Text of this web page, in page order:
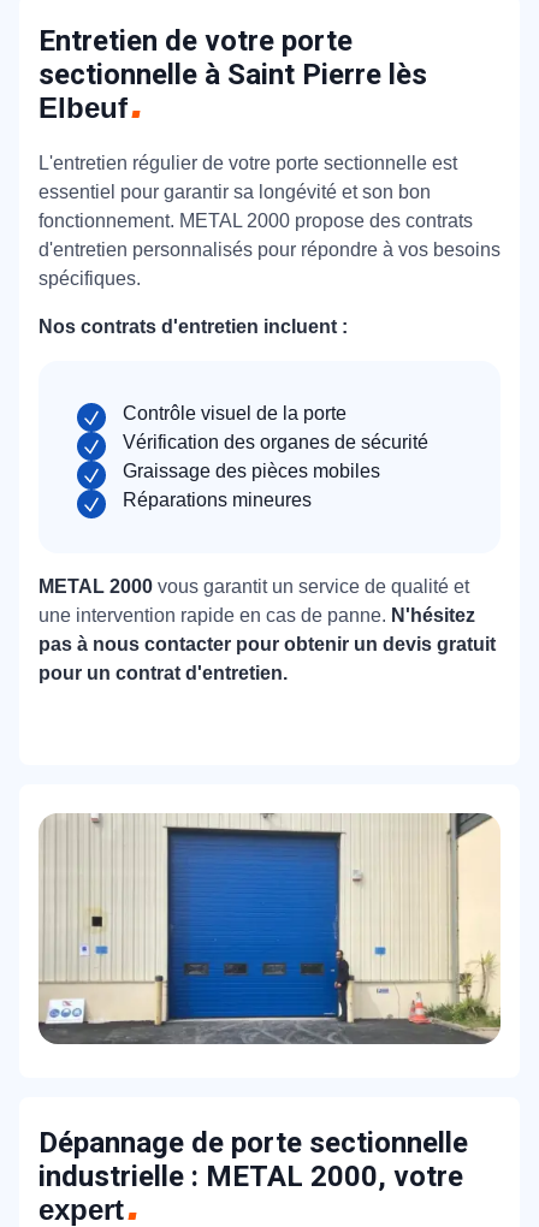
Entretien de votre porte
sectionnelle à Saint Pierre lès
Elbeuf
L'entretien régulier de votre porte sectionnelle est
essentiel pour garantir sa longévité et son bon
fonctionnement. METAL 2000 propose des contrats
d'entretien personnalisés pour répondre à vos besoins
spécifiques.
Nos contrats d'entretien incluent :
Contrôle visuel de la porte
Vérification des organes de sécurité
Graissage des pièces mobiles
Réparations mineures
METAL 2000 vous garantit un service de qualité et
une intervention rapide en cas de panne. N'hésitez
pas à nous contacter pour obtenir un devis gratuit
pour un contrat d'entretien.
Dépannage de porte sectionnelle
industrielle : METAL 2000, votre
expert